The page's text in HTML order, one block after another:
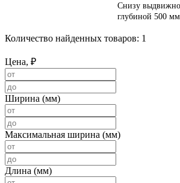
Снизу
глубиной 500 мм.
Количество найденных товаров: 1
Цена, ₽
Ширина (мм)
Максимальная ширина (мм)
Длина (мм)